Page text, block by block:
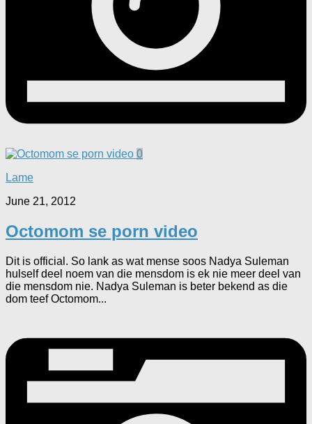
0
Lame
June 21, 2012
Octomom se porn video
Dit is official. So lank as wat mense soos Nadya Suleman
hulself deel noem van die mensdom is ek nie meer deel van
die mensdom nie. Nadya Suleman is beter bekend as die
dom teef Octomom...